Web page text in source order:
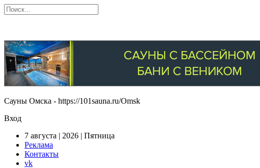
Сауны Омска - https://101sauna.ru/Omsk
Вход
7 августа | 2026 | Пятница
Реклама
Контакты
vk